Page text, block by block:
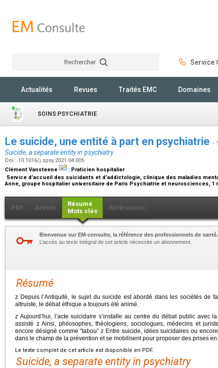
Rechercher Service
Actualités Revues Traités EMC Domaines
SOINS PSYCHIATRIE
Le suicide, une entité à part en psychiatrie -
Suicide, a separate entity in psychiatry
Doi : 10.1016/j.spsy.2021.04.005
Clément Vansteene
: Praticien hospitalier
Service d’accueil des suicidants et d’addictologie, clinique des maladies
Anne, groupe hospitalier universitaire de Paris Psychiatrie et neurosciences, 1
PDF Article
Résumé
Mots clés
Références
Bienvenue sur EM-consulte, la référence des professionnels de santé.
L’accès au texte intégral de cet article nécessite un abonnement.
Résumé
z Depuis l’Antiquité, le sujet du suicide est abordé dans les sociétés de
altruiste, le débat éthique a toujours été animé.
z Aujourd’hui, l’acte suicidaire s’installe au centre du débat public avec
assisté z Ainsi, philosophes, théologiens, sociologues, médecins et
encore désigné comme “tabou” z Entre suicide, idées suicidaires ou
dans le champ de la prévention et se mobilisent pour proposer des prises
Le texte complet de cet article est disponible en PDF.
Suicide, a separate entity in psychiatry